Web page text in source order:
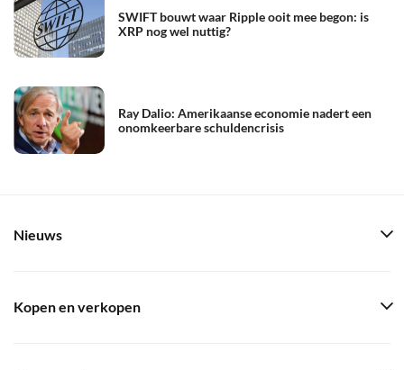
SWIFT bouwt waar Ripple ooit mee begon: is
XRP nog wel nuttig?
Ray Dalio: Amerikaanse economie nadert een
onomkeerbare schuldencrisis
Nieuws
Kopen en verkopen